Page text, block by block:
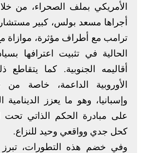
الأمريكي بملف الصحراء، من
أجراها مسعد بولس، كبير
ترامب مع أطراف مؤثرة، موازاة
الحالية في تثبيت اعترافها
أقاليمه الجنوبية. كما
الأوروبية الداعمة، خاصة من
وإسبانيا، وهو ما يعزز الدينامية
على مبادرة الحكم الذاتي تحت
كحل جدي وواقعي وحيد للنزاع.
وفي خضم هذه التطورات، تبرز